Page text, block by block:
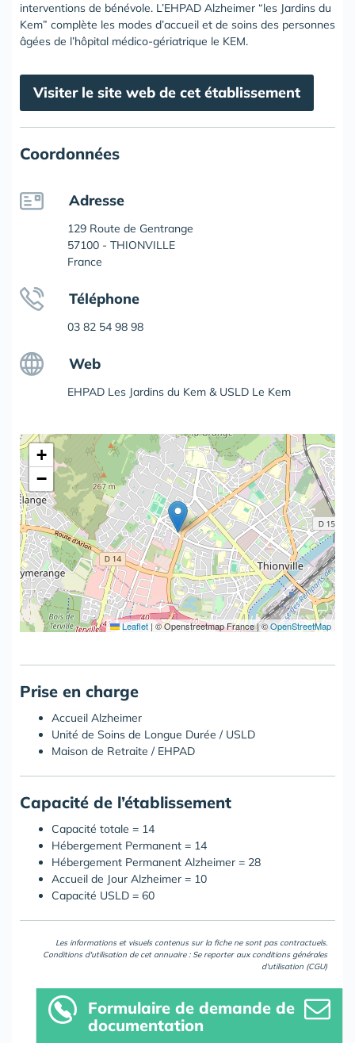
interventions de bénévole. L’EHPAD Alzheimer “les Jardins du
Kem” complète les modes d’accueil et de soins des personnes
âgées de l’hôpital médico-gériatrique le KEM.
Visiter le site web de cet établissement
Coordonnées
Adresse
129 Route de Gentrange
57100 - THIONVILLE
France
Téléphone
03 82 54 98 98
Web
EHPAD Les Jardins du Kem & USLD Le Kem
+
−
Leaflet | © Openstreetmap France | ©OpenStreetMap
Prise en charge
Accueil Alzheimer
Unité de Soins de Longue Durée / USLD
Maison de Retraite / EHPAD
Capacité de l’établissement
Capacité totale = 14
Hébergement Permanent = 14
Hébergement Permanent Alzheimer = 28
Accueil de Jour Alzheimer = 10
Capacité USLD = 60
Les informations et visuels contenus sur la fiche ne sont pas contractuels.
Conditions d'utilisation de cet annuaire : Se reporter aux conditions générales
d'utilisation (CGU)
Formulaire de demande de
documentation